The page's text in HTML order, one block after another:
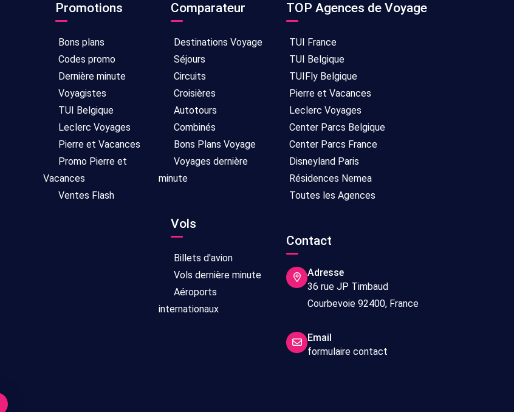
Promotions
Bons plans
Codes promo
Dernière minute
Voyagistes
TUI Belgique
Leclerc Voyages
Pierre et Vacances
Promo Pierre et
Vacances
Ventes Flash
Comparateur
Destinations Voyage
Séjours
Circuits
Croisières
Autotours
Combinés
Bons Plans Voyage
Voyages dernière
minute
Vols
Billets d'avion
Vols dernière minute
Aéroports
internationaux
TOP Agences de Voyage
TUI France
TUI Belgique
TUIFly Belgique
Pierre et Vacances
Leclerc Voyages
Center Parcs Belgique
Center Parcs France
Disneyland Paris
Résidences Nemea
Toutes les Agences
Contact
Adresse
36 rue JP Timbaud
Courbevoie 92400, France
Email
formulaire contact